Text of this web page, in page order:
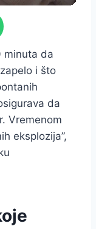
minuta da
i što
da
Vremenom
eksplozija”,